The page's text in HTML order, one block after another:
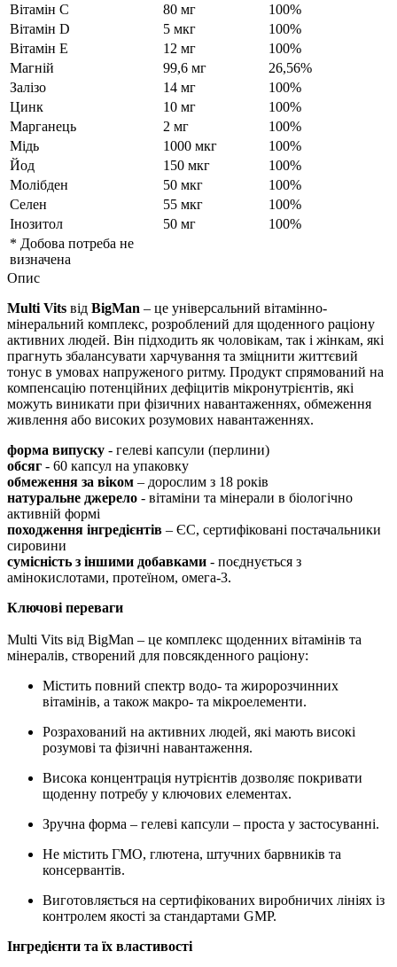
Вітамін C
80 мг
100%
Вітамін D
5 мкг
100%
Вітамін E
12 мг
100%
Магній
99,6 мг
26,56%
Залізо
14 мг
100%
Цинк
10 мг
100%
Марганець
2 мг
100%
Мідь
1000 мкг
100%
Йод
150 мкг
100%
Молібден
50 мкг
100%
Селен
55 мкг
100%
Інозитол
50 мг
100%
* Добова потреба не
визначена
Опис
Multi Vits від BigMan – це універсальний вітамінно-
мінеральний комплекс, розроблений для щоденного раціону
активних людей. Він підходить як чоловікам, так і жінкам, які
прагнуть збалансувати харчування та зміцнити життєвий
тонус в умовах напруженого ритму. Продукт спрямований на
компенсацію потенційних дефіцитів мікронутрієнтів, які
можуть виникати при фізичних навантаженнях, обмеження
живлення або високих розумових навантаженнях.
форма випуску - гелеві капсули (перлини)
обсяг - 60 капсул на упаковку
обмеження за віком – дорослим з 18 років
натуральне джерело - вітаміни та мінерали в біологічно
активній формі
походження інгредієнтів – ЄС, сертифіковані постачальники
сировини
сумісність з іншими добавками - поєднується з
амінокислотами, протеїном, омега-3.
Ключові переваги
Multi Vits від BigMan – це комплекс щоденних вітамінів та
мінералів, створений для повсякденного раціону:
Містить повний спектр водо- та жиророзчинних
вітамінів, а також макро- та мікроелементи.
Розрахований на активних людей, які мають високі
розумові та фізичні навантаження.
Висока концентрація нутрієнтів дозволяє покривати
щоденну потребу у ключових елементах.
Зручна форма – гелеві капсули – проста у застосуванні.
Не містить ГМО, глютена, штучних барвників та
консервантів.
Виготовляється на сертифікованих виробничих лініях із
контролем якості за стандартами GMP.
Інгредієнти та їх властивості